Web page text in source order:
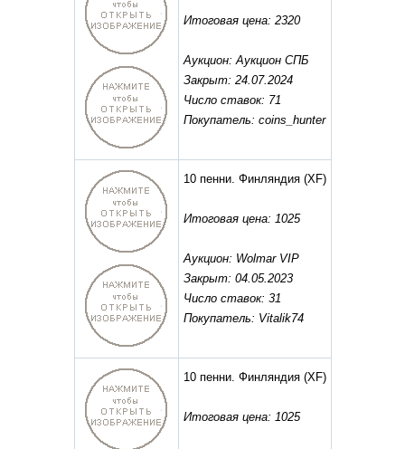
Итоговая цена: 2320
Аукцион: Аукцион СПБ
Закрыт: 24.07.2024
Число ставок: 71
Покупатель: coins_hunter
10 пенни. Финляндия(XF)
Итоговая цена: 1025
Аукцион: Wolmar VIP
Закрыт: 04.05.2023
Число ставок: 31
Покупатель: Vitalik74
10 пенни. Финляндия(XF)
Итоговая цена: 1025